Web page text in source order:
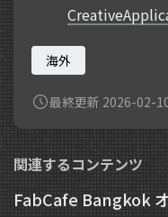
海外
最終更新 2026-02-
関連するコンテンツ
FabCafe Bangkok